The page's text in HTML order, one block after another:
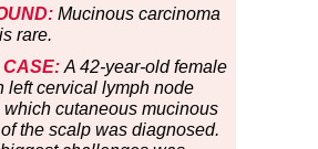
Mucinous carcinoma
rare.
A 42-year-old female
left cervical lymph node
cutaneous mucinous
the scalp was diagnosed.